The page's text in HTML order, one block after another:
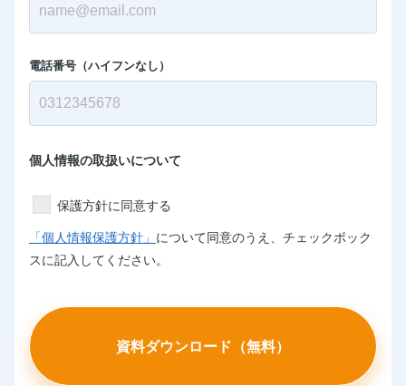
電話番号（ハイフンなし）
個人情報の取扱いについて
保護方針に同意する
「個人情報保護方針」 について同意のうえ、チェックボック
スに記入してください。